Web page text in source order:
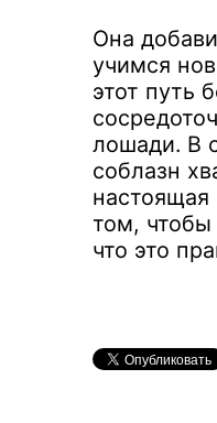
Она
учимся
этот путь
лошади. В
соблазн
настоящая
том, чтобы
что это